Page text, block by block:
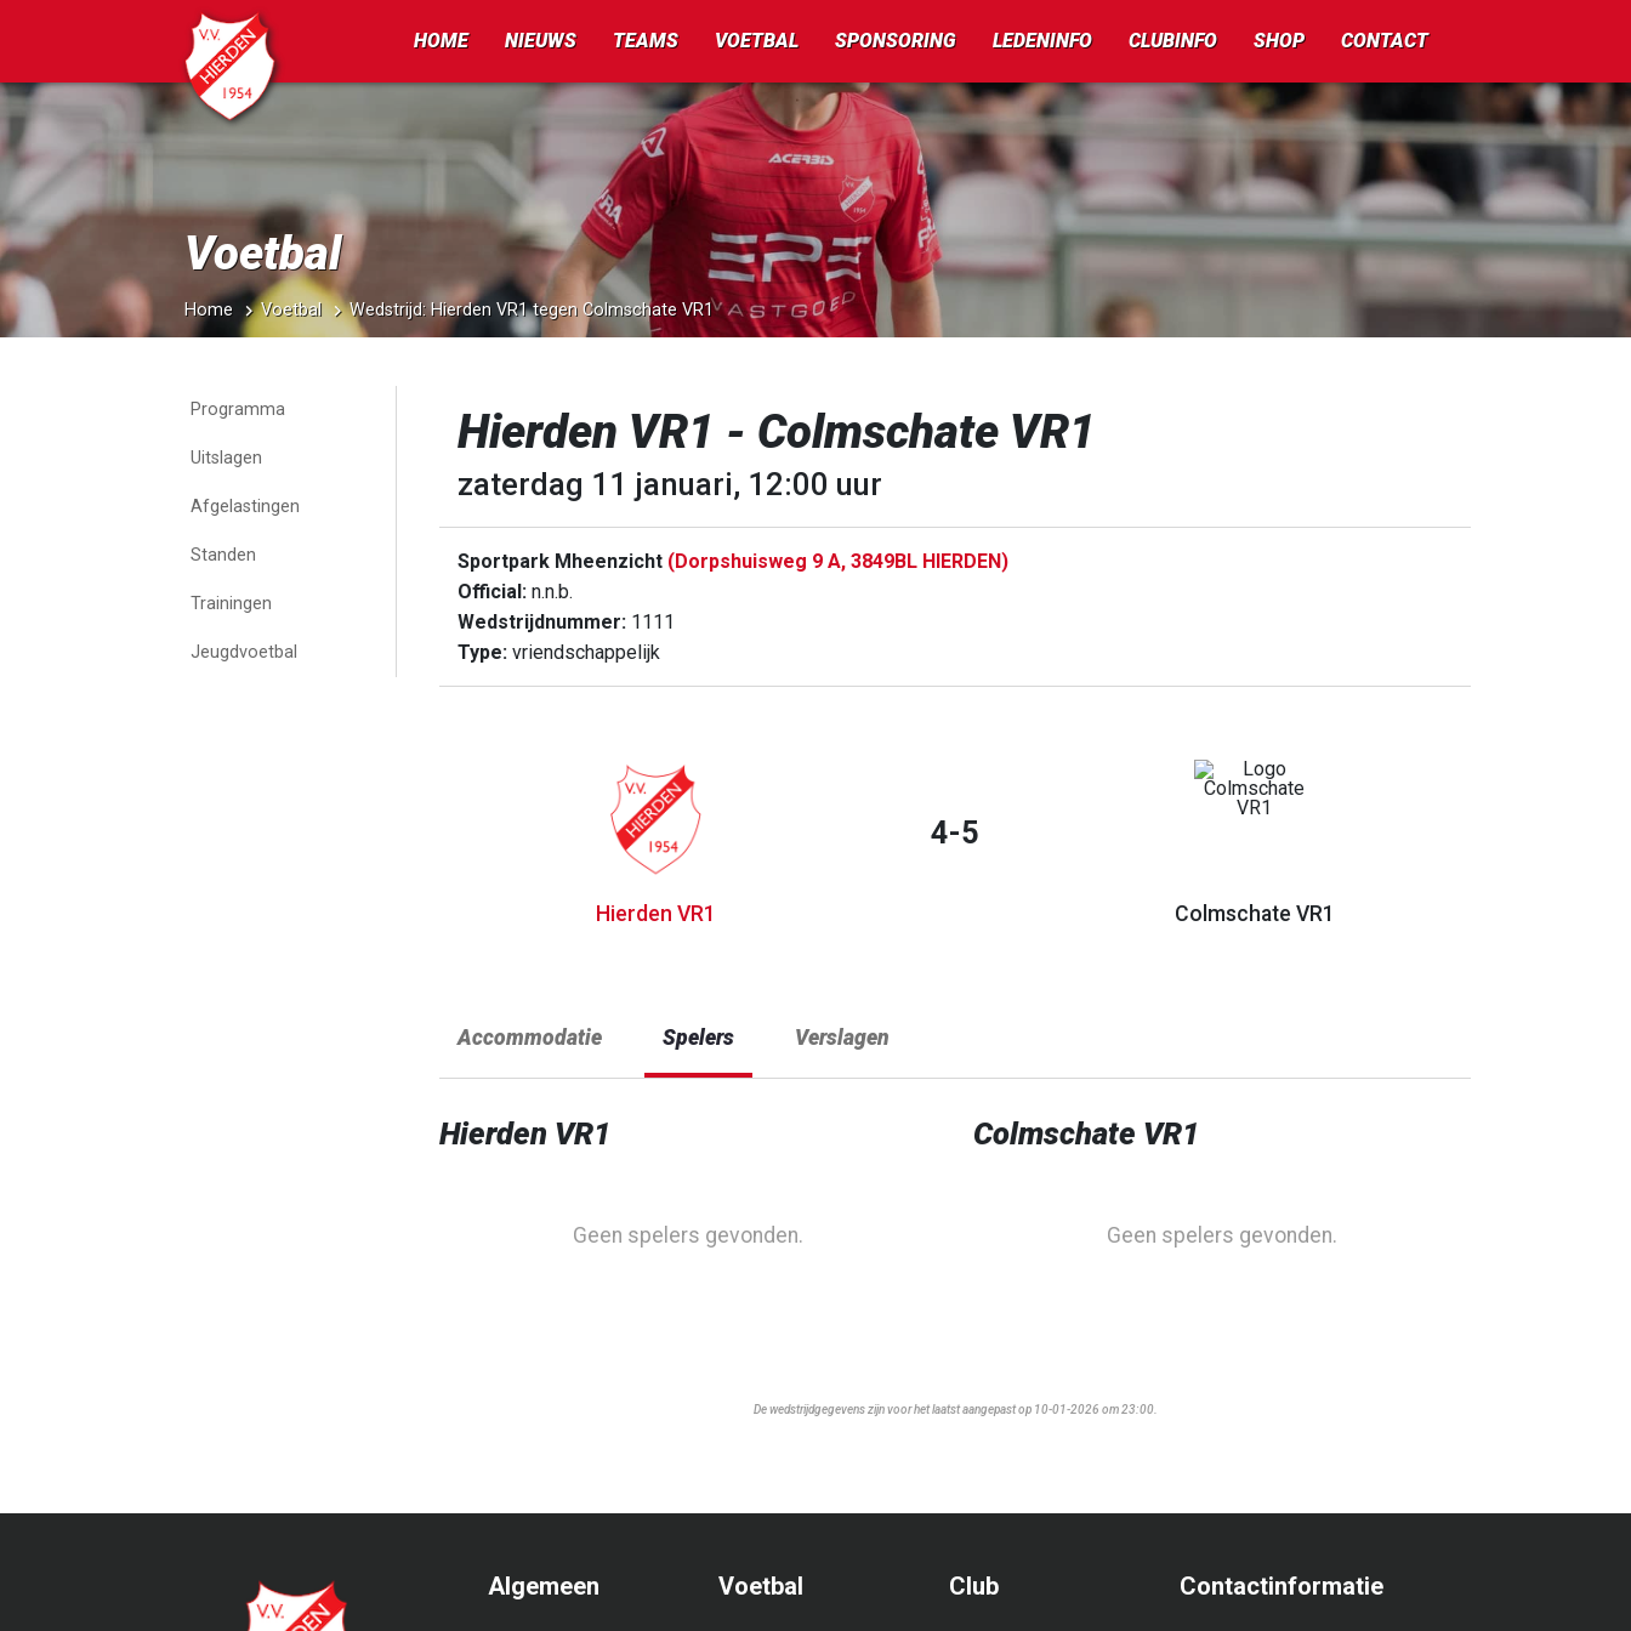
HOME NIEUWS TEAMS VOETBAL SPONSORING LEDENINFO CLUBINFO SHOP CONTACT
Voetbal
Home Voetbal Wedstrijd: Hierden VR1 tegen Colmschate VR1
Programma
Uitslagen
Afgelastingen
Standen
Trainingen
Jeugdvoetbal
Hierden VR1 - Colmschate VR1
zaterdag 11 januari, 12:00 uur
Sportpark Mheenzicht (Dorpshuisweg 9 A, 3849BL HIERDEN)
Official: n.n.b.
Wedstrijdnummer: 1111
Type: vriendschappelijk
Hierden VR1
4-5
Colmschate VR1
Accommodatie Spelers Verslagen
Hierden VR1
Geen spelers gevonden.
Colmschate VR1
Geen spelers gevonden.
De wedstrijdgegevens zijn voor het laatst aangepast op 10-01-2026 om 23:00.
Algemeen Voetbal Club Contactinformatie